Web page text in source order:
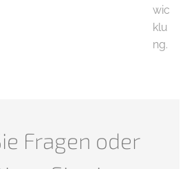
wic
klu
ng.
Fragen oder